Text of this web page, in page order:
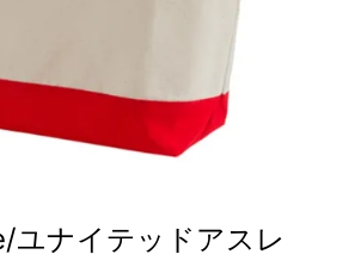
ユナイテッドアスレ